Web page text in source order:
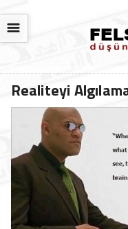
☰
Realiteyi